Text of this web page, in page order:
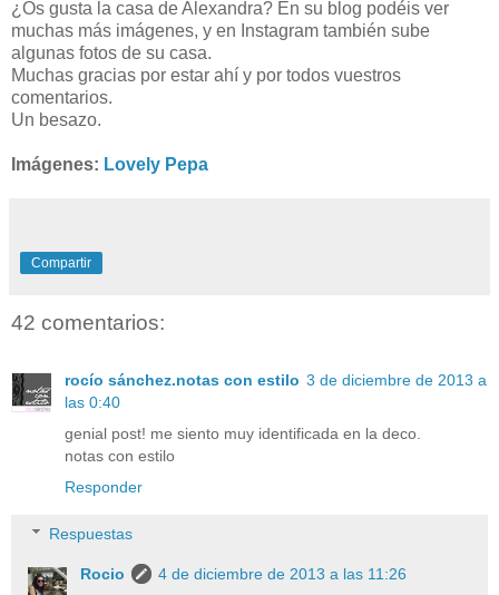
¿Os gusta la casa de Alexandra? En su blog podéis ver
muchas más imágenes, y en Instagram también sube
algunas fotos de su casa.
Muchas gracias por estar ahí y por todos vuestros
comentarios.
Un besazo.
Imágenes: Lovely Pepa
Compartir
42 comentarios:
rocío sánchez.notas con estilo 3 de diciembre de 2013 a
las 0:40
genial post! me siento muy identificada en la deco.
notas con estilo
Responder
Respuestas
Rocio 4 de diciembre de 2013 a las 11:26